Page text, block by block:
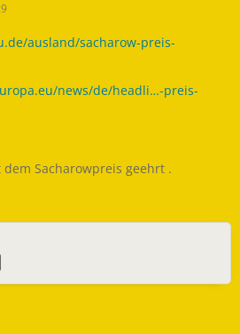
ausland/sacharow-preis-
news/de/headli…-preis-
Sacharowpreis geehrt .